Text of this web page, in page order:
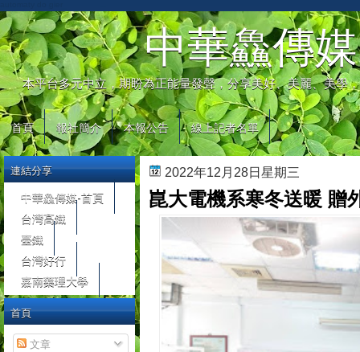
中華鱻傳媒
本平台多元中立，期盼為正能量發聲，分享美好、美麗、美學
首頁 報社簡介 本報公告 線上記者名單
2022年12月28日星期三
崑大電機系寒冬送暖 贈
連結分享
中華鱻傳媒-首頁
台灣高鐵
臺鐵
台灣好行
嘉南藥理大學
首頁
文章